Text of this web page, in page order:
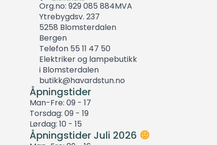
Org.no: 929 085 884MVA
Ytrebygdsv. 237
5258 Blomsterdalen
Bergen
Telefon 55 11 47 50
Elektriker og lampebutikk
i Blomsterdalen
butikk@havardstun.no
Åpningstider
Man-Fre: 09 - 17
Torsdag: 09 - 19
Lørdag: 10 - 15
Åpningstider Juli 2026